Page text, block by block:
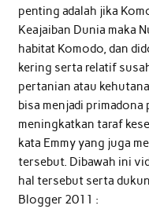
penting adalah jika
Keajaiban Dunia maka
habitat Komodo, dan
kering serta relatif
pertanian atau
bisa menjadi
meningkatkan taraf
kata Emmy yang juga
tersebut. Dibawah ini
hal tersebut serta
Blogger 2011 :